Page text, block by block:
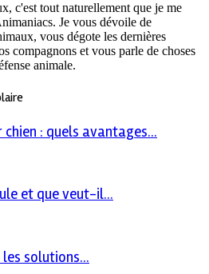
c'est tout naturellement que je me
Je vous dévoile de
vous dégote les dernières
compagnons et vous parle de choses
animale.
: quels avantages...
et que veut-il...
solutions...